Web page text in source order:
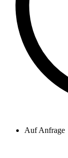
Auf Anfrage